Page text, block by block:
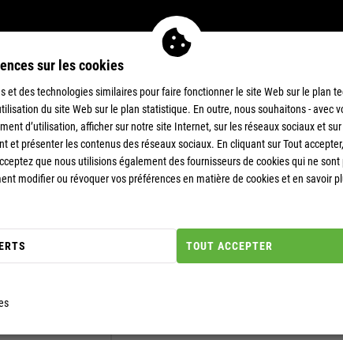
sur les cookies
et des technologies similaires pour faire fonctionner le site Web sur le plan
du site Web sur le plan statistique. En outre, nous souhaitons - avec
d’utilisation, afficher sur notre site Internet, sur les réseaux sociaux et
et présenter les contenus des réseaux sociaux. En cliquant sur Tout
que nous utilisions également des fournisseurs de cookies qui ne sont
modifier ou révoquer vos préférences en matière de cookies et en savoir
TOUT ACCEPTER